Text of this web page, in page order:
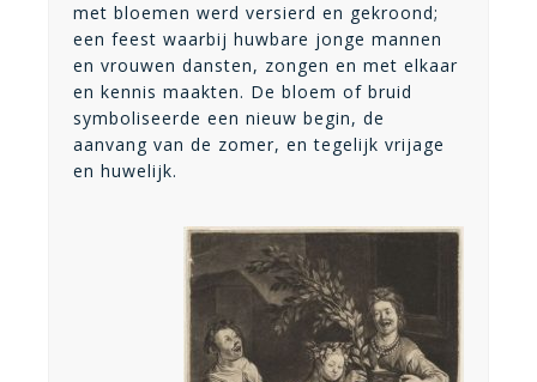
met bloemen werd versierd en gekroond;
een feest waarbij huwbare jonge mannen
en vrouwen dansten, zongen en met elkaar
en kennis maakten. De bloem of bruid
symboliseerde een nieuw begin, de
aanvang van de zomer, en tegelijk vrijage
en huwelijk.